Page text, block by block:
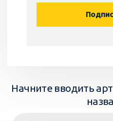
Начните вводить